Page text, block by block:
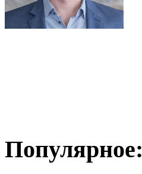
Популярное: